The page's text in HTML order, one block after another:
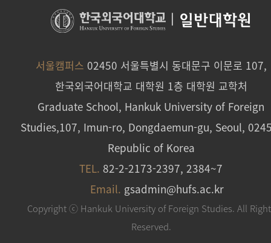
일반대학원
서울캠퍼스 02450 서울특별시 동대문구 이문로 107,
한국외국어대학교 대학원 1층 대학원 교학처
Graduate School, Hankuk University of Foreign
Studies,107, Imun-ro, Dongdaemun-gu, Seoul,
Republic of Korea
TEL. 82-2-2173-2397, 2384~7
Email. gsadmin@hufs.ac.kr
Copyright ⓒ Hankuk University of Foreign Studies. All
Reserved.